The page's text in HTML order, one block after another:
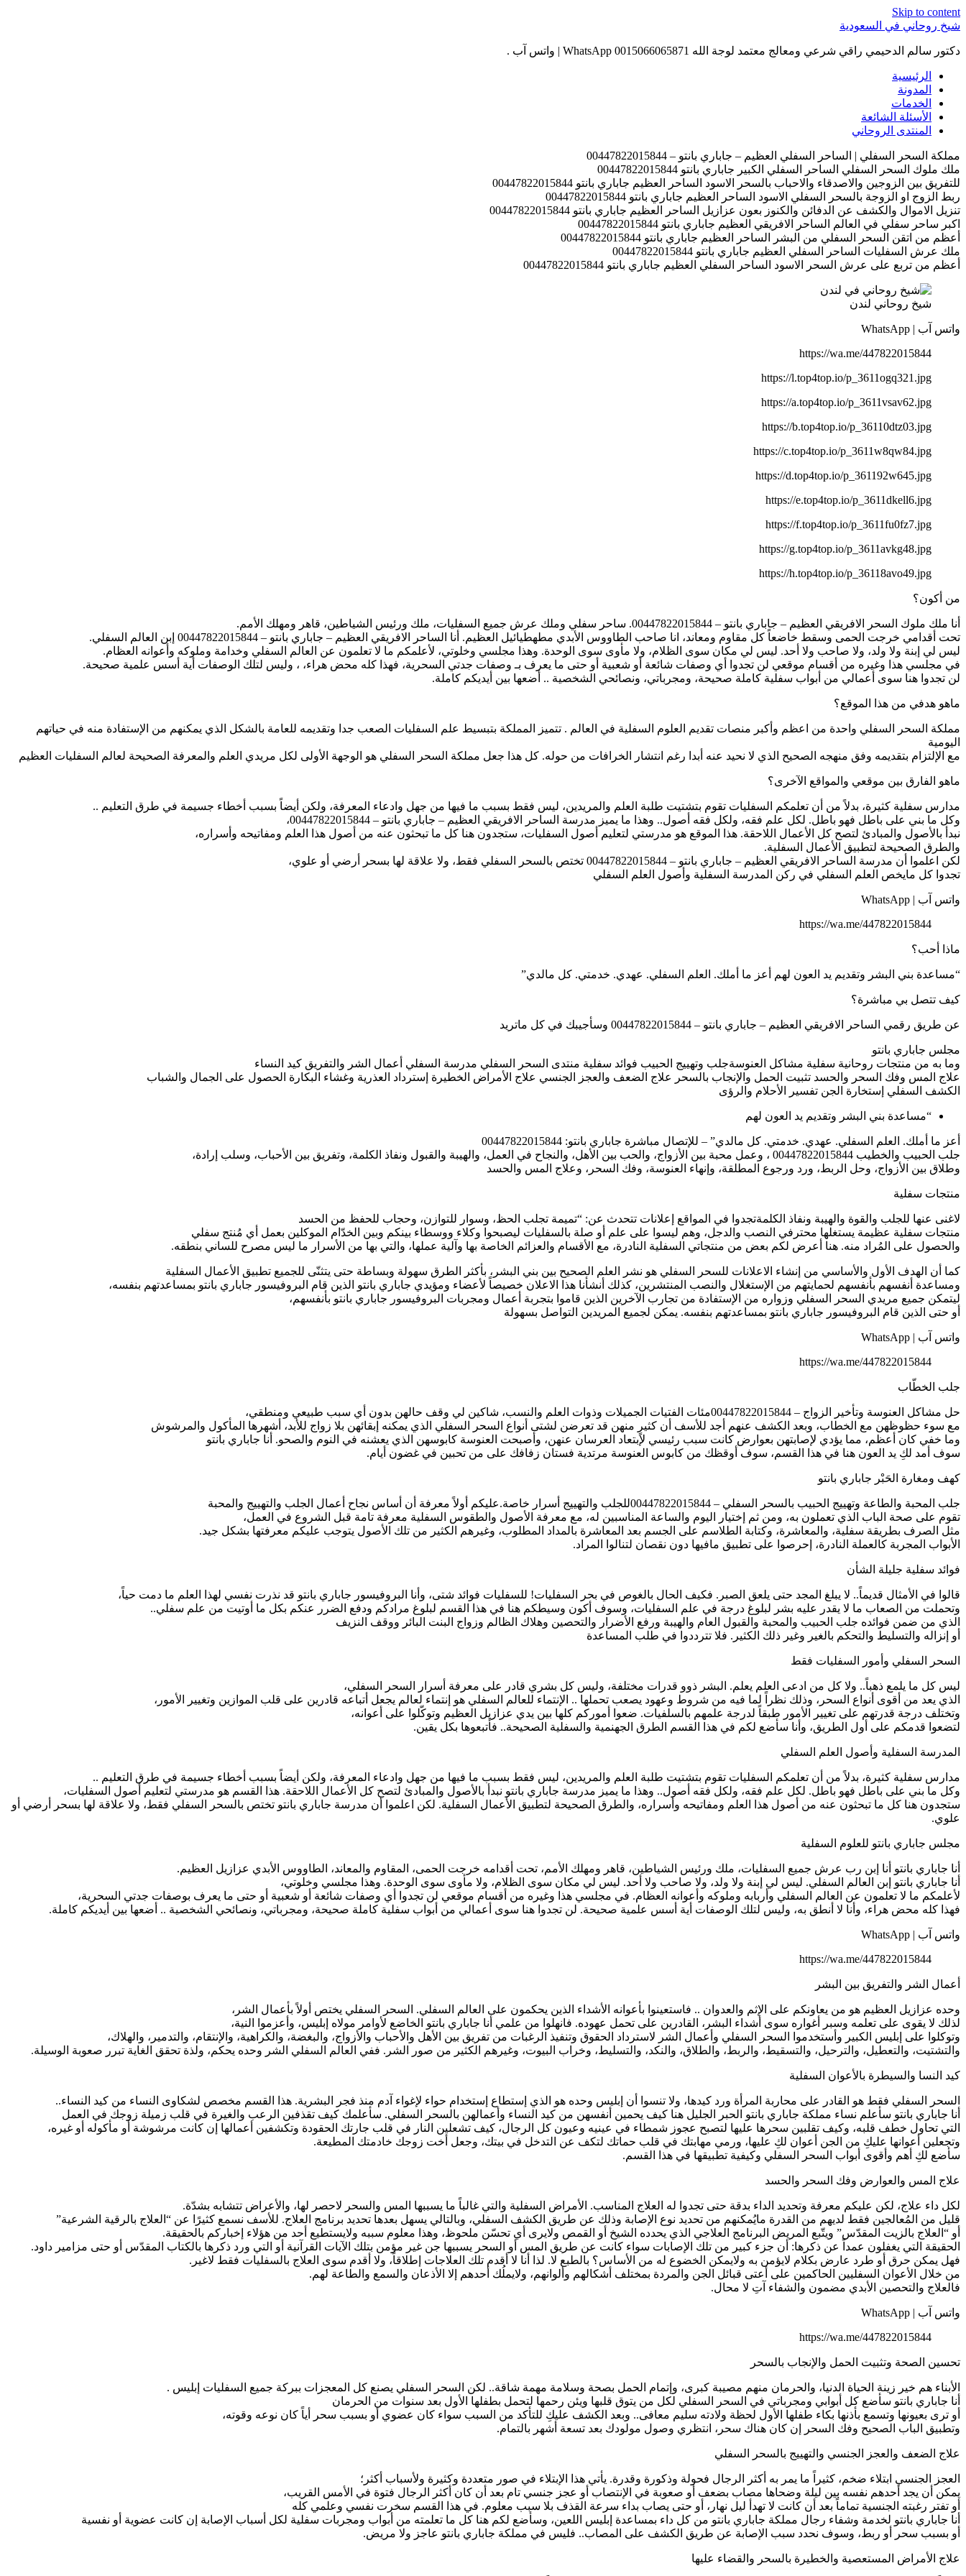
Skip to content
شيخ روحاني في السعودية
دكتور سالم الدحيمي راقي شرعي ومعالج معتمد لوجة الله 0015066065871 WhatsApp | واتس آب .
الرئيسية
المدونة
الخدمات
الأسئلة الشائعة
المنتدى الروحاني
مملكة السحر السفلي | الساحر السفلي العظيم – جاباري بانتو – 00447822015844
ملك ملوك السحر السفلي الساحر السفلي الكبير جاباري بانتو 00447822015844
للتفريق بين الزوجين والاصدقاء والاحباب بالسحر الاسود الساحر العظيم جاباري بانتو 00447822015844
ربط الزوج او الزوجة بالسحر السفلي الاسود الساحر العظيم جاباري بانتو 00447822015844
تنزيل الاموال والكشف عن الدفائن والكنوز بعون عزازيل الساحر العظيم جاباري بانتو 00447822015844
اكبر ساحر سفلي في العالم الساحر الافريقي العظيم جاباري بانتو 00447822015844
أعظم من اتقن السحر السفلي من البشر الساحر العظيم جاباري بانتو 00447822015844
ملك عرش السفليات الساحر السفلي العظيم جاباري بانتو 00447822015844
أعظم من تربع على عرش السحر الاسود الساحر السفلي العظيم جاباري بانتو 00447822015844
شيخ روحاني لندن
واتس آب | WhatsApp
https://wa.me/447822015844
https://l.top4top.io/p_3611ogq321.jpg
https://a.top4top.io/p_3611vsav62.jpg
https://b.top4top.io/p_36110dtz03.jpg
https://c.top4top.io/p_3611w8qw84.jpg
https://d.top4top.io/p_361192w645.jpg
https://e.top4top.io/p_3611dkell6.jpg
https://f.top4top.io/p_3611fu0fz7.jpg
https://g.top4top.io/p_3611avkg48.jpg
https://h.top4top.io/p_36118avo49.jpg
من أكون؟
أنا ملك ملوك السحر الافريقي العظيم – جاباري بانتو – 00447822015844. ساحر سفلي وملك عرش جميع السفليات، ملك ورئيس الشياطين، قاهر ومهلك الأمم.
تحت أقدامي خرجت الحمى وسقط خاضعاً كل مقاوم ومعاند، انا صاحب الطاووس الأبدي مطهطيائيل العظيم. أنا الساحر الافريقي العظيم – جاباري بانتو – 00447822015844 إبن العالم السفلي.
ليس لي إبنة ولا ولد، ولا صاحب ولا أحد. ليس لي مكان سوى الظلام، ولا مأوى سوى الوحدة. وهذا مجلسي وخلوتي، لأعلمكم ما لا تعلمون عن العالم السفلي وخدامة وملوكه وأعوانه العظام.
في مجلسي هذا وغيره من أقسام موقعي لن تجدوا أي وصفات شائعة أو شعبية أو حتى ما يعرف بـ وصفات جدتي السحرية، فهذا كله محض هراء، ، وليس لتلك الوصفات أية أسس علمية صحيحة.
لن تجدوا هنا سوى أعمالي من أبواب سفلية كاملة صحيحة، ومجرباتي، ونصائحي الشخصية .. أضعها بين أيديكم كاملة.
ماهو هدفي من هذا الموقع؟
مملكة السحر السفلي واحدة من اعظم وأكبر منصات تقديم العلوم السفلية في العالم . تتميز المملكة بتبسيط علم السفليات الصعب جدا وتقديمه للعامة بالشكل الذي يمكنهم من الإستفادة منه في حياتهم
اليومية
مع الإلتزام بتقديمه وفق منهجه الصحيح الذي لا نحيد عنه أبدا رغم انتشار الخرافات من حوله. كل هذا جعل مملكة السحر السفلي هو الوجهة الأولى لكل مريدي العلم والمعرفة الصحيحة لعالم السفليات العظيم
ماهو الفارق بين موقعي والمواقع الآخرى؟
مدارس سفلية كثيرة، بدلاً من أن تعلمكم السفليات تقوم بتشتيت طلبة العلم والمريدين، ليس فقط بسبب ما فيها من جهل وادعاء المعرفة، ولكن أيضاً بسبب أخطاء جسيمة في طرق التعليم ..
وكل ما بني على باطل فهو باطل. لكل علم فقه، ولكل فقه أصول.. وهذا ما يميز مدرسة الساحر الافريقي العظيم – جاباري بانتو – 00447822015844،
نبدأ بالأصول والمبادئ لتصح كل الأعمال اللاحقة. هذا الموقع هو مدرستي لتعليم أصول السفليات، ستجدون هنا كل ما تبحثون عنه من أصول هذا العلم ومفاتيحه وأسراره،
والطرق الصحيحة لتطبيق الأعمال السفلية.
لكن اعلموا أن مدرسة الساحر الافريقي العظيم – جاباري بانتو – 00447822015844 تختص بالسحر السفلي فقط، ولا علاقة لها بسحر أرضي أو علوي،
تجدوا كل مايخص العلم السفلي في ركن المدرسة السفلية وأصول العلم السفلي
واتس آب | WhatsApp
https://wa.me/447822015844
ماذا أحب؟
“مساعدة بني البشر وتقديم يد العون لهم أعز ما أملك. العلم السفلي. عهدي. خدمتي. كل مالدي”
كيف تتصل بي مباشرة؟
عن طريق رقمي الساحر الافريقي العظيم – جاباري بانتو – 00447822015844 وسأجيبك في كل ماتريد
مجلس جاباري بانتو
وما به من منتجات روحانية سفلية مشاكل العنوسةجلب وتهييج الحبيب فوائد سفلية منتدى السحر السفلي مدرسة السفلي أعمال الشر والتفريق كيد النساء
علاج المس وفك السحر والحسد تثبيت الحمل والإنجاب بالسحر علاج الضعف والعجز الجنسي علاج الأمراض الخطيرة إسترداد العذرية وغشاء البكارة الحصول على الجمال والشباب
الكشف السفلي إستخارة الجن تفسير الأحلام والرؤى
“مساعدة بني البشر وتقديم يد العون لهم
أعز ما أملك. العلم السفلي. عهدي. خدمتي. كل مالدي” – للإتصال مباشرة جاباري بانتو: 00447822015844
جلب الحبيب والخطيب 00447822015844 ، وعمل محبة بين الأزواج، والحب بين الأهل، والنجاح في العمل، والهيبة والقبول ونفاذ الكلمة، وتفريق بين الأحباب، وسلب إرادة،
وطلاق بين الأزواج، وحل الربط، ورد ورجوع المطلقة، وإنهاء العنوسة، وفك السحر، وعلاج المس والحسد
منتجات سفلية
لاغنى عنها للجلب والقوة والهيبة ونفاذ الكلمةتجدوا في المواقع إعلانات تتحدث عن: “تميمة تجلب الحظ، وسوار للتوازن، وحجاب للحفظ من الحسد
منتجات سفلية عظيمة يستغلها محترفي النصب والدجل، وهم ليسوا على علم أو صلة بالسفليات ليصبحوا وكلاء ووسطاء بينكم وبين الخدّام الموكلين بعمل أي مُنتج سفلي
والحصول على المُراد منه. هنا أعرض لكم بعض من منتجاتي السفلية النادرة، مع الأقسام والعزائم الخاصة بها وآلية عملها، والتي بها من الأسرار ما ليس مصرح للساني بنطقه.
كما أن الهدف الأول والأساسي من إنشاء الاعلانات للسحر السفلي هو نشر العلم الصحيح بين بني البشر، بأكثر الطرق سهولة وبساطة حتى يتثنّى للجميع تطبيق الأعمال السفلية
ومساعدة أنفسهم بأنفسهم لحمايتهم من الإستغلال والنصب المنتشرين، كذلك أنشأنا هذا الاعلان خصيصاً لأعضاء ومؤيدي جاباري بانتو الذين قام البروفيسور جاباري بانتو بمساعدتهم بنفسه،
ليتمكن جميع مريدي السحر السفلي وزواره من الإستفادة من تجارب الآخرين الذين قاموا بتجربة أعمال ومجربات البروفيسور جاباري بانتو بأنفسهم،
أو حتى الذين قام البروفيسور جاباري بانتو بمساعدتهم بنفسه. يمكن لجميع المريدين التواصل بسهولة
واتس آب | WhatsApp
https://wa.me/447822015844
جلب الخطّاب
حل مشاكل العنوسة وتأخير الزواج – 00447822015844مئات الفتيات الجميلات وذوات العلم والنسب، شاكين لي وقف حالهن بدون أي سبب طبيعي ومنطقي،
مع سوء حظوظهن مع الخطاب، وبعد الكشف عنهم أجد للأسف أن كثيرٍ منهن قد تعرضن لشتى أنواع السحر السفلي الذي يمكنه إبقائهن بلا زواج للأبد، أشهرها المأكول والمرشوش
وما خفي كان أعظم، مما يؤدي لإصابتهن بعوارض كانت سبب رئيسي لإبتعاد العرسان عنهن، وأصبحت العنوسة كابوسهن الذي يعشنه في النوم والصحو. أنا جاباري بانتو
سوف أمد لكِ يد العون هنا في هذا القسم، سوف أوقظك من كابوس العنوسة مرتدية فستان زفافك على من تحبين في غضون أيام.
كهف ومغارة الحَبْر جاباري بانتو
جلب المحبة والطاعة وتهييج الحبيب بالسحر السفلي – 00447822015844للجلب والتهييج أسرار خاصة.عليكم أولاً معرفة أن أساس نجاح أعمال الجلب والتهييج والمحبة
تقوم على صحة الباب الذي تعملون به، ومن ثم إختيار اليوم والساعة المناسبين له، مع معرفة الأصول والطقوس السفلية معرفة تامة قبل الشروع في العمل،
مثل الصرف بطريقة سفلية، والمعاشرة، وكتابة الطلاسم على الجسم بعد المعاشرة بالمداد المطلوب، وغيرهم الكثير من تلك الأصول يتوجب عليكم معرفتها بشكل جيد.
الأبواب المجربة كالعملة النادرة، إحرصوا على تطبيق مافيها دون نقصان لتنالوا المراد.
فوائد سفلية جليلة الشأن
قالوا في الأمثال قديماً.. لا يبلغ المجد حتى يلعق الصبر. فكيف الحال بالغوص في بحر السفليات! للسفليات فوائد شتى، وأنا البروفيسور جاباري بانتو قد نذرت نفسي لهذا العلم ما دمت حياً،
وتحملت من الصعاب ما لا يقدر عليه بشر لبلوغ درجة في علم السفليات، وسوف أكون وسيطكم هنا في هذا القسم لبلوغ مرادكم ودفع الضرر عنكم بكل ما أوتيت من علم سفلي..
الذي من ضمن فوائده جلب الحبيب والمحبة والقبول العام والهيبة ورفع الأضرار والتحصين وهلاك الظالم وزواج البنت البائر ووقف النزيف
أو إنزاله والتسليط والتحكم بالغير وغير ذلك الكثير. فلا تترددوا في طلب المساعدة
السحر السفلي وأمور السفليات فقط
ليس كل ما يلمع ذهباً.. ولا كل من ادعى العلم يعلم. البشر ذوو قدرات مختلفة، وليس كل بشري قادر على معرفة أسرار السحر السفلي،
الذي يعد من أقوى أنواع السحر، وذلك نظراً لما فيه من شروط وعهود يصعب تحملها .. الإنتماء للعالم السفلي هو إنتماء لعالم يجعل أتباعه قادرين على قلب الموازين وتغيير الأمور،
وتختلف درجة قدرتهم على تغيير الأمور طبقاً لدرجة علمهم بالسلفيات. ضعوا أموركم كلها بين يدي عزازيل العظيم وتوكّلوا على أعوانه،
لتضعوا قدمكم على أول الطريق، وأنا سأضع لكم في هذا القسم الطرق الجهنمية والسفلية الصحيحة.. فأتبعوها بكل يقين.
المدرسة السفلية وأصول العلم السفلي
مدارس سفلية كثيرة، بدلاً من أن تعلمكم السفليات تقوم بتشتيت طلبة العلم والمريدين، ليس فقط بسبب ما فيها من جهل وادعاء المعرفة، ولكن أيضاً بسبب أخطاء جسيمة في طرق التعليم ..
وكل ما بني على باطل فهو باطل. لكل علم فقه، ولكل فقه أصول.. وهذا ما يميز مدرسة جاباري بانتو نبدأ بالأصول والمبادئ لتصح كل الأعمال اللاحقة. هذا القسم هو مدرستي لتعليم أصول السفليات،
ستجدون هنا كل ما تبحثون عنه من أصول هذا العلم ومفاتيحه وأسراره، والطرق الصحيحة لتطبيق الأعمال السفلية. لكن اعلموا أن مدرسة جاباري بانتو تختص بالسحر السفلي فقط، ولا علاقة لها بسحر أرضي أو
علوي.
مجلس جاباري بانتو للعلوم السفلية
أنا جاباري بانتو أنا إبن رب عرش جميع السفليات، ملك ورئيس الشياطين، قاهر ومهلك الأمم، تحت أقدامه خرجت الحمى، المقاوم والمعاند، الطاووس الأبدي عزازيل العظيم.
أنا جاباري بانتو إبن العالم السفلي. ليس لي إبنة ولا ولد، ولا صاحب ولا أحد. ليس لي مكان سوى الظلام، ولا مأوى سوى الوحدة. وهذا مجلسي وخلوتي،
لأعلمكم ما لا تعلمون عن العالم السفلي وأربابه وملوكه وأعوانه العظام. في مجلسي هذا وغيره من أقسام موقعي لن تجدوا أي وصفات شائعة أو شعبية أو حتى ما يعرف بوصفات جدتي السحرية،
فهذا كله محض هراء، وأنا لا أنطق به، وليس لتلك الوصفات أية أسس علمية صحيحة. لن تجدوا هنا سوى أعمالي من أبواب سفلية كاملة صحيحة، ومجرباتي، ونصائحي الشخصية .. أضعها بين أيديكم كاملة.
واتس آب | WhatsApp
https://wa.me/447822015844
أعمال الشر والتفريق بين البشر
وحده عزازيل العظيم هو من يعاونكم على الإثم والعدوان .. فاستعينوا بأعوانه الأشداء الذين يحكمون على العالم السفلي. السحر السفلي يختص أولاً بأعمال الشر،
لذلك لا يقوى على تعلمه وسبر أغواره سوى أشداء البشر، القادرين على تحمل عهوده. فانهلوا من علمي أنا جاباري بانتو الخاضع لأوامر مولاه إبليس، وأعزموا النية،
وتوكلوا على إبليس الكبير وأستخدموا السحر السفلي وأعمال الشر لاسترداد الحقوق وتنفيذ الرغبات من تفريق بين الأهل والأحباب والأزواج، والبغضة، والكراهية، والإنتقام، والتدمير، والهلاك،
والتشتيت، والتعطيل، والترحيل، والتسقيط، والربط، والطلاق، والنكد، والتسليط، وخراب البيوت، وغيرهم الكثير من صور الشر. ففي العالم السفلي الشر وحده يحكم، ولذة تحقق الغاية تبرر صعوبة الوسيلة.
كيد النسا والسيطرة بالأعوان السفلية
السحر السفلي فقط هو القادر على محاربة المرأة ورد كيدها، ولا تنسوا أن إبليس وحده هو الذي إستطاع إستخدام حواء لإغواء آدم منذ فجر البشرية. هذا القسم مخصص لشكاوى النساء من كيد النساء..
أنا جاباري بانتو سأعلم نساء مملكة جاباري بانتو الحبر الجليل هنا كيف يحمين أنفسهن من كيد النساء وأعمالهن بالسحر السفلي. سأعلمك كيف تقذفين الرعب والغيرة في قلب زميلة زوجك في العمل
التي تحاول خطف قلبه، وكيف تقلبين سحرها عليها لتصبح عجوز شمطاء في عينيه وعيون كل الرجال، كيف تشعلين النار في قلب جارتك الحقودة وتكشفين أعمالها إن كانت مرشوشة أو مأكوله أو غيره،
وتجعلين أعوانها عليكِ من الجن أعوان لكِ عليها، ورمي مهابتك في قلب حماتك لتكف عن التدخل في بيتك، وجعل أخت زوجك خادمتك المطيعة.
سأضع لكِ أهم وأقوى أبواب السحر السفلي وكيفية تطبيقها في هذا القسم.
علاج المس والعوارض وفك السحر والحسد
لكل داء علاج، لكن عليكم معرفة وتحديد الداء بدقة حتى تجدوا له العلاج المناسب. الأمراض السفلية والتي غالباً ما يسببها المس والسحر لاحصر لها، والأعراض تتشابه بشدّة.
قليل من المُعالجين فقط لديهم من القدرة مايُمكنهم من تحديد نوع الإصابة وذلك عن طريق الكشف السفلي، وبالتالي يسهل بعدها تحديد برنامج العلاج. للأسف نسمع كثيرًا عن “العلاج بالرقية الشرعية”
أو “العلاج بالزيت المقدّس” ويتّبع المريض البرنامج العلاجي الذي يحدده الشيخ أو القمص ولايرى أي تحسّن ملحوظ، وهذا معلوم سببه ولايستطيع أحد من هؤلاء إخباركم بالحقيقة.
الحقيقة التي يغفلون عمداً عن ذكرها: أن جزء كبير من تلك الإصابات سواء كانت عن طريق المس أو السحر يسببها جن غير مؤمن بتلك الآيات القرآنية أو التي ورد ذكرها بالكتاب المقدّس أو حتى مزامير داود.
فهل يمكن حرق أو طرد عارض بكلام لايؤمن به ولايمكن الخضوع له من الأساس؟ بالطبع لا. لذا أنا لا أقدم تلك العلاجات إطلاقاً، ولا أقدم سوى العلاج بالسفليات فقط لاغير.
من خلال الأعوان السفليين الحاكمين على أعتى قبائل الجن والمردة بمختلف أشكالهم وألوانهم، ولايملُك أحدهم إلا الأذعان والسمع والطاعة لهم.
فالعلاج والتحصين الأبدي مضمون والشفاء آتِ لا محال.
واتس آب | WhatsApp
https://wa.me/447822015844
تحسين الصحة وتثبيت الحمل والإنجاب بالسحر
الأبناء هم خير زينة الحياة الدنيا، والحرمان منهم مصيبة كبرى، وإتمام الحمل بصحة وسلامة مهمة شاقة.. لكن السحر السفلي يصنع كل المعجزات ببركة جميع السفليات إبليس .
أنا جاباري بانتو سأضع كل أبوابي ومجرباتي في السحر السفلي لكل من يتوق قلبها ويئن رحمها لتحمل بطفلها الأول بعد سنوات من الحرمان
أو ترى بعيونها وتسمع بأذنها بكاء طفلها الأول لحظة ولادته سليم معافى.. وبعد الكشف عليكِ للتأكد من السبب سواء كان عضوي أو بسبب سحر أياً كان نوعه وقوته،
وتطبيق الباب الصحيح وفك السحر إن كان هناك سحر، انتظري وصول مولودك بعد تسعة أشهر بالتمام.
علاج الضعف والعجز الجنسي والتهييج بالسحر السفلي
العجز الجنسي ابتلاء ضخم، كثيراً ما يمر به أكثر الرجال فحولة وذكورة وقدرة. يأتي هذا الإبتلاء في صور متعددة وكثيرة ولأسباب أكثر؛
يمكن أن يجد أحدهم نفسه بين ليلة وضحاها مصاب بضعف أو صعوبة في الإنتصاب أو عجز جنسي تام بعد أن كان أكثر الرجال فتوة في الأمس القريب،
أو تفتر رغبته الجنسية تماماً بعد أن كانت لا تهدأ ليل نهار، أو حتى يصاب بداء سرعة القذف بلا سبب معلوم. في هذا القسم سخرت نفسي وعلمي كله
أنا جاباري بانتو لخدمة وشفاء رجال مملكة جاباري بانتو من كل داء بمساعدة إبليس اللعين، وسأضع لكم هنا كل ما تعلمته من أبواب ومجربات سفلية لكل أسباب الإصابة إن كانت عضوية أو نفسية
أو بسبب سحر أو ربط، وسوف نحدد سبب الإصابة عن طريق الكشف على المصاب.. فليس في مملكة جاباري بانتو عاجز ولا مريض.
علاج الأمراض المستعصية والخطيرة بالسحر والقضاء عليها